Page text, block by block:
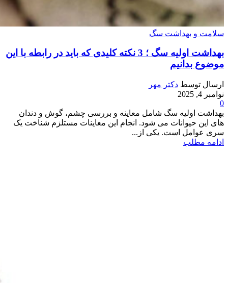
سلامت و بهداشت سگ
بهداشت اولیه سگ ؛ 3 نکته کلیدی که باید در رابطه با این
موضوع بدانیم
ارسال توسط دکتر مهر
نوامبر 4, 2025
0
بهداشت اولیه سگ شامل معاینه و بررسی چشم، گوش و دندان
های این حیوانات می شود. انجام این معاینات مستلزم شناخت یک
سری عوامل است. یکی از...
ادامه مطلب